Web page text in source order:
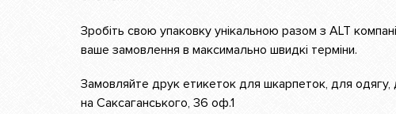
Зробіть свою упаковку унікальною разом з ALT
ваше замовлення в максимально швидкі терміни.
Замовляйте друк етикеток для шкарпеток, для одягу,
на Саксаганського, 36 оф.1